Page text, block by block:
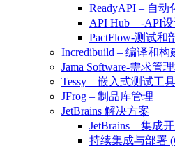
ReadyAPI – 自动
API Hub – -API
PactFlow-测试和
Incredibuild – 编译和构
Jama Software-需求管
Tessy – 嵌入式测试工具
JFrog – 制品库管理
JetBrains 解决方案
JetBrains – 集成
持续集成与部署